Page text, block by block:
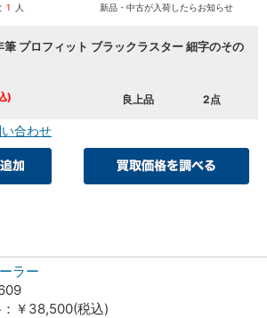
1 人 新品・中古が入荷したらお知らせ
プロフィット ブラックラスター 細字のその
) 良上品 2点
合わせ
ラー
￥38,500(税込)